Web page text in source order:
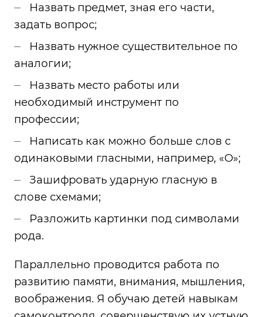
Назвать предмет, зная его части,
задать вопрос;
Назвать нужное существительное по
аналогии;
Назвать место работы или
необходимый инструмент по
профессии;
Написать как можно больше слов с
одинаковыми гласными, например, «О»;
Зашифровать ударную гласную в
слове схемами;
Разложить картинки под символами
рода.
Параллельно проводится работа по
развитию памяти, внимания, мышления,
воображения. Я обучаю детей навыкам